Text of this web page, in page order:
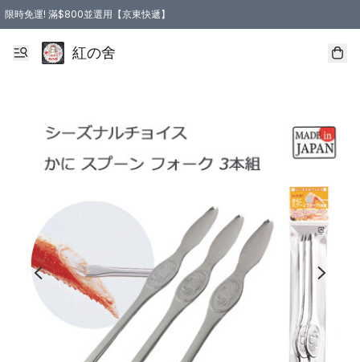
限時免運! 滿$800並選用【京東快遞】
紅の舍